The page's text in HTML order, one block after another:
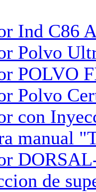
Ind C86
Polvo
POLVO
Polvo
con
manual
de